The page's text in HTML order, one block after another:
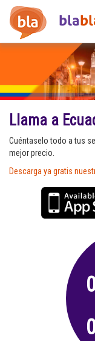
bla
Llama a
Cuéntaselo todo a tus
mejor precio.
Descarga ya gratis